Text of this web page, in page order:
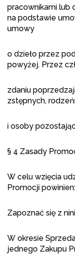
pracownikami lub
na podstawie
umowy
o dzieło przez
powyżej. Przez
zdaniu
zstępnych,
i osoby
§ 4 Zasady
W celu wzięcia
Promocji powinien:
Zapoznać się z
W okresie
jednego Zakupu